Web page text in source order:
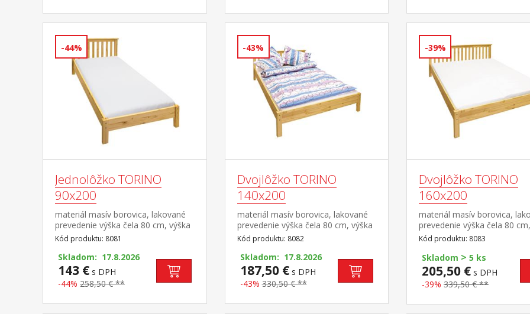
-44%
Jednolôžko TORINO
90x200
materiál masív borovica, lakované
prevedenie výška čela 80 cm, výška
sedu 38 cm, cena bez roštu a
matraca minimálna odporúčaná
výška matraca 15 cm odporúčaný
rozmer matraca 90 × 200 cm a rošt
R1 odporúčaná nosnosť do 120 kg
Kód produktu: 8081
Skladom: 17.8.2026
143 € s DPH
-44% 258,50 € **
-43%
Dvojlôžko TORINO
140x200
materiál masív borovica, lakované
prevedenie výška čela 80 cm, výška
sedu 38 cm, cena bez roštu a
matraca minimálna odporúčaná
výška matraca 15 cm odporúčaný
rozmer matraca 140 × 200 cm a
rošt R3 odporúčaná nosnosť do 120
kg na každej polovici postele
Kód produktu: 8082
Skladom: 17.8.2026
187,50 €s DPH
-43% 330,50 € **
-39%
Dvojlôžko TORINO
160x200
materiál masív borovica,
prevedenie výška čela 80
sedu 38 cm, cena bez roštu
matraca minimálna
výška matraca 15 cm
rozmer matraca 160 × 200
alebo 2 kusy 80 × 200 cm a
odporúčaná nosnosť do 120
Kód produktu: 8083
Skladom > 5 ks
205,50 € s DPH
-39% 339,50 € **